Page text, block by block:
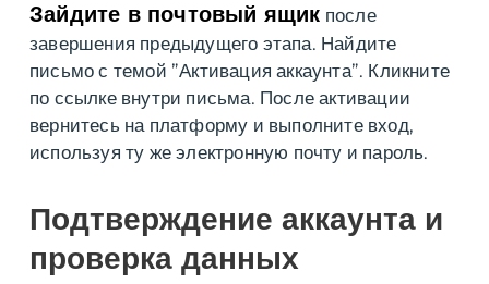
Зайдите в почтовый ящик после
завершения предыдущего этапа. Найдите
письмо с темой ”Активация аккаунта”. Кликните
по ссылке внутри письма. После активации
вернитесь на платформу и выполните вход,
используя ту же электронную почту и пароль.
Подтверждение аккаунта и
проверка данных